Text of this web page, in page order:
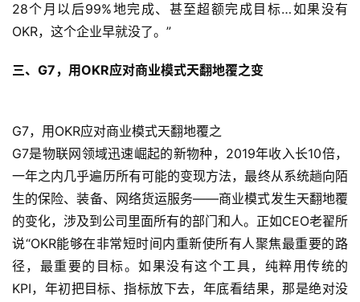
28个月以后99%地完成、甚至超额完成目标…如果没有
OKR，这个企业早就没了。”
三、G7，用OKR应对商业模式天翻地覆之变
G7，用OKR应对商业模式天翻地覆之
G7是物联网领域迅速崛起的新物种，2019年收入长10倍，
一年之内几乎遍历所有可能的变现方法，最终从系统趟向陌
生的保险、装备、网络货运服务——商业模式发生天翻地覆
的变化，涉及到公司里面所有的部门和人。正如CEO老翟所
说“OKR能够在非常短时间内重新使所有人聚焦最重要的路
径，最重要的目标。如果没有这个工具，纯粹用传统的
KPI，年初把目标、指标放下去，年底看结果，那是绝对没